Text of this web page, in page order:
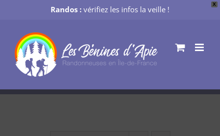
X
Randos : vérifiez les infos la veille !
contenu